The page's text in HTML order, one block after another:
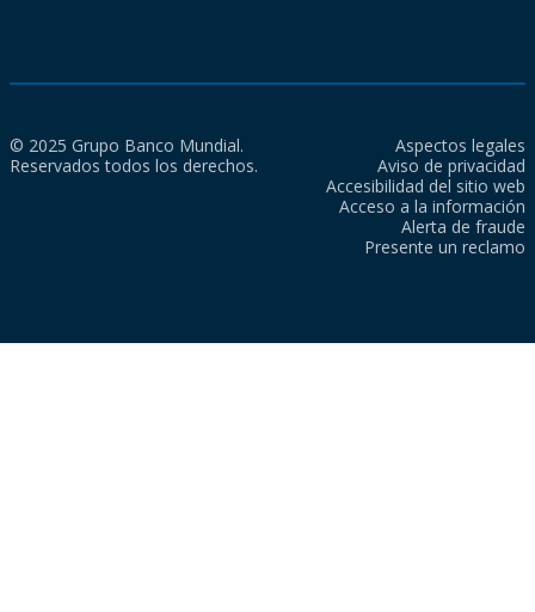
© 2025 Grupo Banco Mundial.
Reservados todos los derechos.
Aspectos legales
Aviso de privacidad
Accesibilidad del sitio web
Acceso a la información
Alerta de fraude
Presente un reclamo